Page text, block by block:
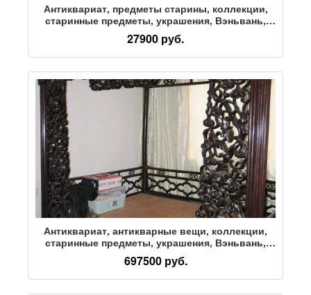
Антиквариат, предметы старины, коллекции,
старинные предметы, украшения, Вэньвань,
разные почтовые монеты, каллиграфия и
живопись, баночки с пастелью Цзядао
династии Цин
27900 руб.
Антиквариат, антикварные вещи, коллекции,
старинные предметы, украшения, Вэньвань,
разные почтовые монеты, каллиграфия и
живопись, кровать с большой дверной полкой
из красного дерева династии Цин
697500 руб.